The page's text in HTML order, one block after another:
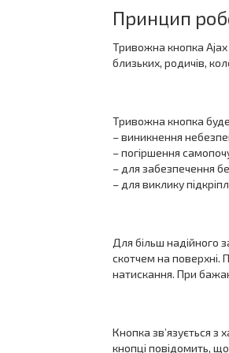
Принцип
Тривожна кнопка Ajax
близьких, родичів,
Тривожна кнопка
– виникнення
– погіршення
– для забезпечення
– для виклику
Для більш надійного
скотчем на поверхні.
натискання. При
Кнопка зв’язується з
кнопці повідомить,